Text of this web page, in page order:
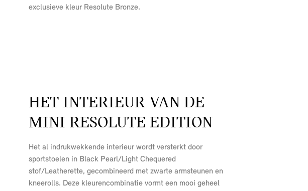
exclusieve kleur Resolute Bronze.
HET INTERIEUR VAN DE
MINI RESOLUTE EDITION
Het al indrukwekkende interieur wordt versterkt door
sportstoelen in Black Pearl/Light Chequered
stof/Leatherette, gecombineerd met zwarte armsteunen en
kneerolls. Deze kleurencombinatie vormt een mooi geheel